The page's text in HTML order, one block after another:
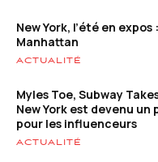
New York, l’été en expos
Manhattan
ACTUALITÉ
Myles Toe, Subway
New York est devenu
pour les influenceurs
ACTUALITÉ